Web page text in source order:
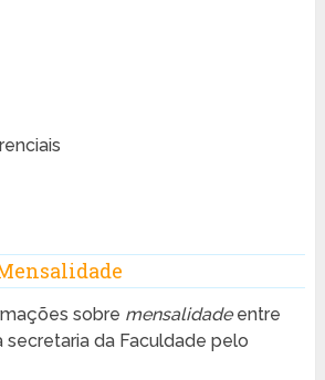
sobre mensalidadeentre
da Faculdade pelo